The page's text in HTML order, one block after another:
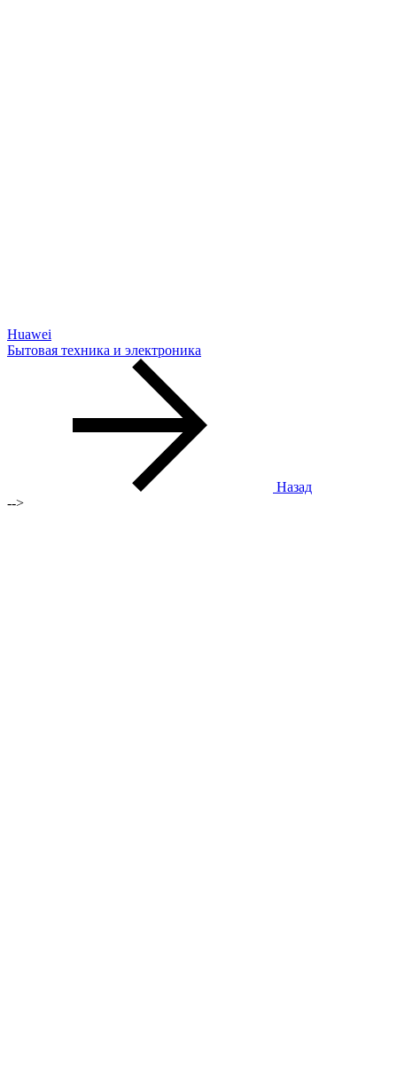
Huawei
Бытовая техника и электроника
Назад
-->